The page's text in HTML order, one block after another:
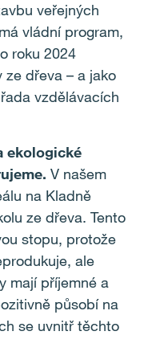
veřejných
vládní program,
roku 2024
dřeva – a jako
vzdělávacích
ekologické
V našem
na Kladně
ze dřeva. Tento
stopu, protože
ale
mají příjemné a
působí na
se uvnitř těchto